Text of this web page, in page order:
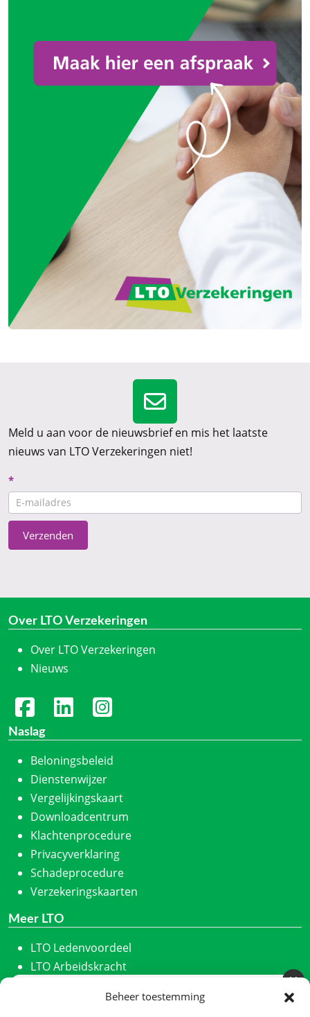
Beheer toestemming
Meld u aan voor de nieuwsbrief en mis het laatste
nieuws van LTO Verzekeringen niet!
Nieuwsbrief
CTA
*
Verzenden
Over LTO Verzekeringen
Over LTO Verzekeringen
Nieuws
Naslag
Beloningsbeleid
Dienstenwijzer
Vergelijkingskaart
Downloadcentrum
Klachtenprocedure
Privacyverklaring
Schadeprocedure
Verzekeringskaarten
Meer LTO
LTO Ledenvoordeel
LTO Arbeidskracht
Meld u aan voor onze nieuwsbrief